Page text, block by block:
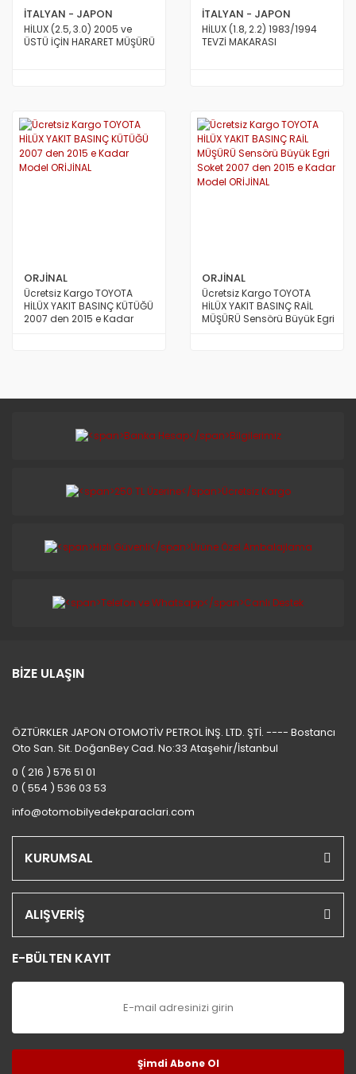
İTALYAN - JAPON
HİLUX (2.5, 3.0) 2005 ve
ÜSTÜ İÇİN HARARET MÜŞÜRÜ
İTALYAN - JAPON
HİLUX (1.8, 2.2) 1983/1994
TEVZİ MAKARASI
ORJİNAL
Ücretsiz Kargo TOYOTA
HİLÜX YAKIT BASINÇ KÜTÜĞÜ
2007 den 2015 e Kadar
ORJİNAL
Ücretsiz Kargo TOYOTA
HİLÜX YAKIT BASINÇ RAİL
MÜŞÜRÜ Sensörü Büyük Egri
BİZE ULAŞIN
ÖZTÜRKLER JAPON OTOMOTİV PETROL İNŞ. LTD. ŞTİ. ---- Bostancı
Oto San. Sit. DoğanBey Cad. No:33 Ataşehir/İstanbul
0 ( 216 ) 576 51 01
0 ( 554 ) 536 03 53
info@otomobilyedekparaclari.com
KURUMSAL
ALIŞVERİŞ
E-BÜLTEN KAYIT
Şimdi Abone Ol